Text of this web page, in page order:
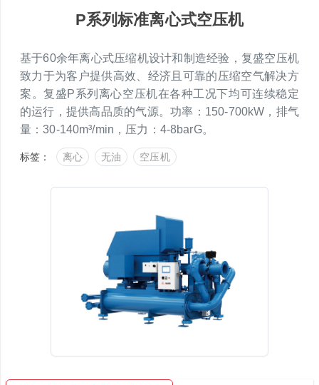
P系列标准离心式空压机
基于60余年离心式压缩机设计和制造经验，复盛空压机
致力于为客户提供高效、经济且可靠的压缩空气解决方
案。复盛P系列离心空压机在各种工况下均可连续稳定
的运行，提供高品质的气源。功率：150-700kW，排气
量：30-140m³/min，压力：4-8barG。
标签： 离心 无油 空压机